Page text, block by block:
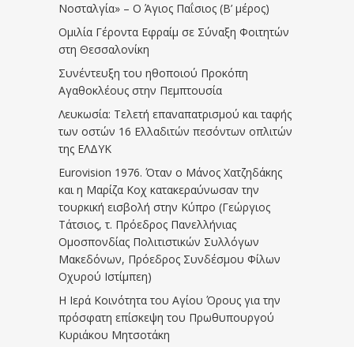
Νοσταλγία» – Ο Άγιος Παΐσιος (Β’ μέρος)
Ομιλία Γέροντα Εφραίμ σε Σύναξη Φοιτητών
στη Θεσσαλονίκη
Συνέντευξη του ηθοποιού Προκόπη
Αγαθοκλέους στην Πεμπτουσία
Λευκωσία: Τελετή επαναπατρισμού και ταφής
των οστών 16 Ελλαδιτών πεσόντων οπλιτών
της ΕΛΔΥΚ
Eurovision 1976. Όταν ο Μάνος Χατζηδάκης
και η Μαρίζα Κοχ κατακεραύνωσαν την
τουρκική εισβολή στην Κύπρο (Γεώργιος
Τάτσιος, τ. Πρόεδρος Πανελλήνιας
Ομοσπονδίας Πολιτιστικών Συλλόγων
Μακεδόνων, Πρόεδρος Συνδέσμου Φίλων
Οχυρού Ιστίμπεη)
Η Ιερά Κοινότητα του Αγίου Όρους για την
πρόσφατη επίσκεψη του Πρωθυπουργού
Κυριάκου Μητσοτάκη